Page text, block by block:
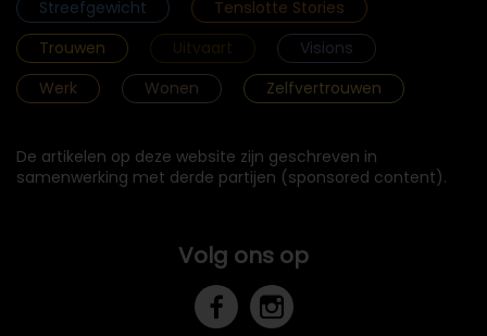
Streefgewicht
Tenslotte Stories
Trouwen
Uitvaart
Visions
Werk
Wonen Zelfvertrouwen
De artikelen op deze website zijn geschreven in
samenwerking met derde partijen (sponsored content).
Volg ons op